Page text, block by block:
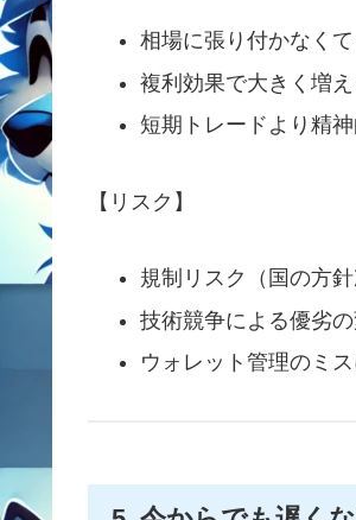
相場に張り付かなく
複利効果で大きく増
短期トレードより精
【リスク】
規制リスク（国の方針
技術競争による優劣
ウォレット管理のミ